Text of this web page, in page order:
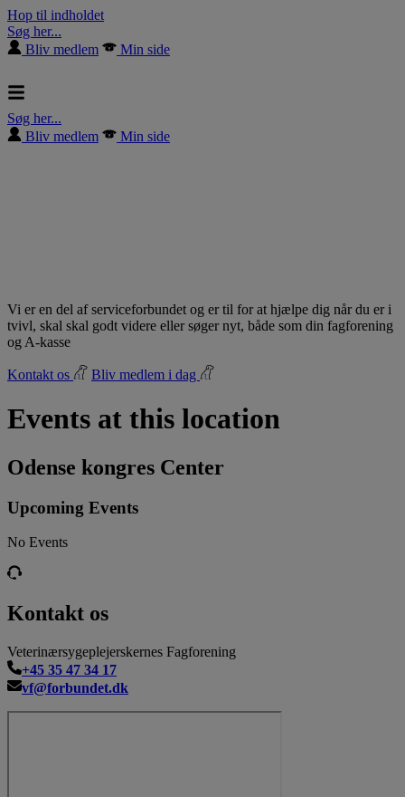
Hop til indholdet
Søg her...
Bliv medlem
Min side
Søg her...
Bliv medlem
Min side
Vi er en del af serviceforbundet og er til for at hjælpe dig når du er i
tvivl, skal skal godt videre eller søger nyt, både som din fagforening
og A-kasse
Kontakt os Bliv medlem i dag
Events at this location
Odense kongres Center
Upcoming Events
No Events
Kontakt os
Veterinærsygeplejerskernes Fagforening
+45 35 47 34 17
vf@forbundet.dk